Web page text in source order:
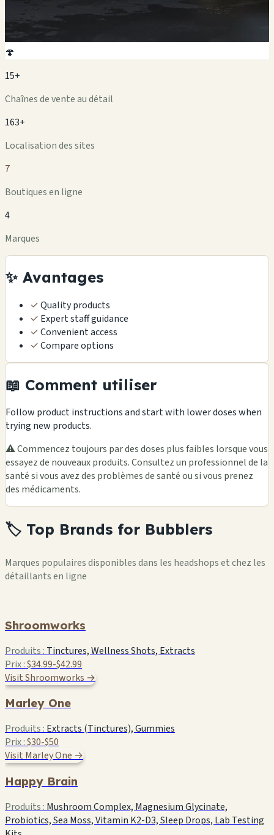
🍄
15+
Chaînes de vente au détail
163+
Localisation des sites
7
Boutiques en ligne
4
Marques
✨ Avantages
✓Quality products
✓ Expert staff guidance
✓Convenient access
✓Compare options
📖 Comment utiliser
Follow product instructions and start with lower doses when
trying new products.
⚠️ Commencez toujours par des doses plus faibles lorsque vous
essayez de nouveaux produits. Consultez un professionnel de la
santé si vous avez des problèmes de santé ou si vous prenez
des médicaments.
🏷️ Top Brands for Bubblers
Marques populaires disponibles dans les headshops et chez les
détaillants en ligne
Shroomworks
Produits : Tinctures, Wellness Shots, Extracts
Prix :$34.99-$42.99
Visit Shroomworks →
Marley One
Produits : Extracts (Tinctures), Gummies
Prix :$30-$50
Visit Marley One →
Happy Brain
Produits : Mushroom Complex, Magnesium Glycinate,
Probiotics, Sea Moss, Vitamin K2-D3, Sleep Drops, Lab Testing